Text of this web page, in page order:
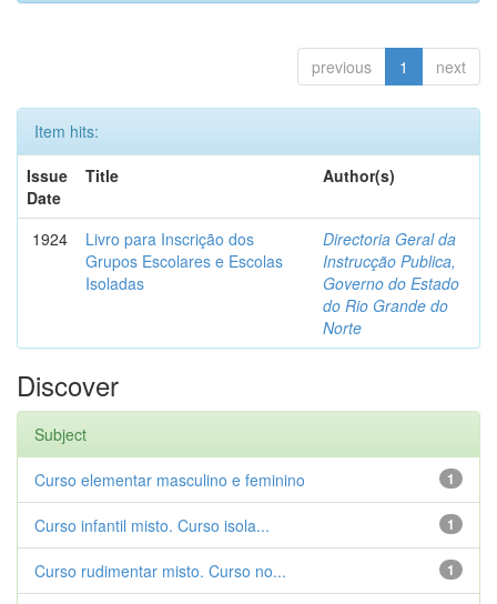
previous 1 next
Item hits:
Issue
Date
Title Author(s)
1924
Livro para Inscrição dos
Grupos Escolares e Escolas
Isoladas
Directoria Geral da
Instrucção Publica,
Governo do Estado
do Rio Grande do
Norte
Discover
Subject
1
Curso elementar masculino e feminino
1
Curso infantil misto. Curso isola...
1
Curso rudimentar misto. Curso no...